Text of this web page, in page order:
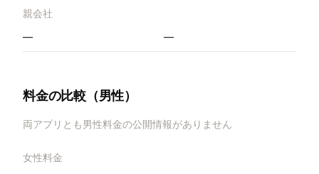
親会社
—
—
料金の比較（男性）
両アプリとも男性料金の公開情報がありません
女性料金